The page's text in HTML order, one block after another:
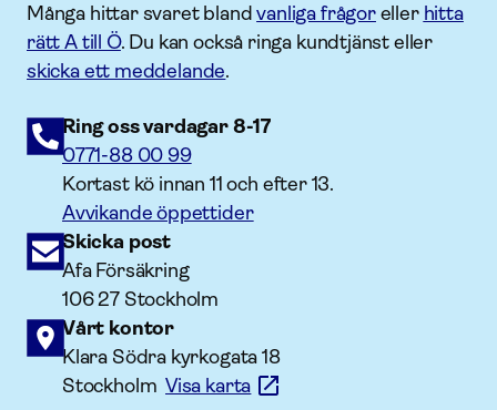
Många hittar svaret blandvanliga frågoreller hitta
rätt A till Ö. Du kan också ringa kundtjänst eller
skicka ett meddelande.
Ring oss vardagar 8-17
0771-88 00 99
Kortast kö innan 11 och efter 13.
Avvikande öppettider
Skicka post
Afa Försäkring
106 27 Stockholm
Vårt kontor
Klara Södra kyrkogata 18
StockholmVisa karta